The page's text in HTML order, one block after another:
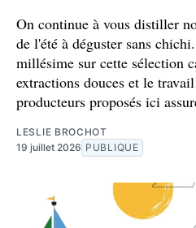
On continue à vous distiller
de l'été à déguster sans
millésime sur cette sélection
extractions douces et le
producteurs proposés ici
LESLIE BROCHOT
19 juillet 2026 PUBLIQUE